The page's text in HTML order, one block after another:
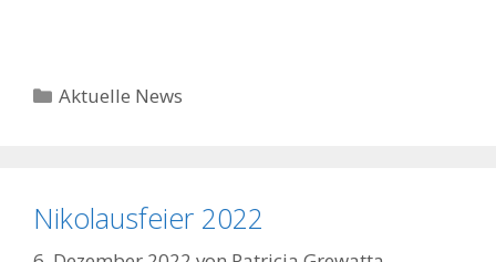
Kategorien
Aktuelle News
Nikolausfeier 2022